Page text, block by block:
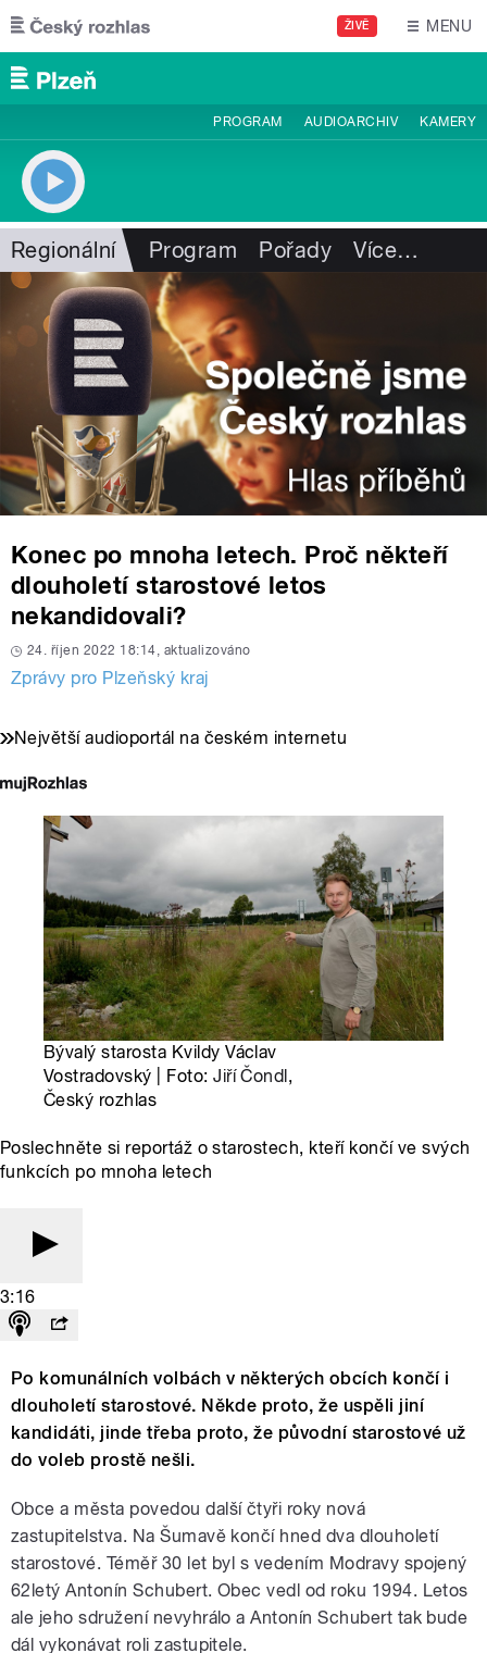
Přejít k hlavnímu obsahu
ŽIVĚ MENU
PROGRAM AUDIOARCHIV KAMERY
Regionální Program Pořady Více…
Konec po mnoha letech. Proč někteří
dlouholetí starostové letos
nekandidovali?
24. říjen 2022 18:14, aktualizováno
Zprávy pro Plzeňský kraj
Největší audioportál na českém internetu
Bývalý starosta Kvildy Václav
Vostradovský | Foto:Jiří Čondl,
Český rozhlas
Poslechněte si reportáž o starostech, kteří končí ve svých
funkcích po mnoha letech
3:16
Po komunálních volbách v některých obcích končí i
dlouholetí starostové. Někde proto, že uspěli jiní
kandidáti, jinde třeba proto, že původní starostové už
do voleb prostě nešli.
Obce a města povedou další čtyři roky nová
zastupitelstva. Na Šumavě končí hned dva dlouholetí
starostové. Téměř 30 let byl s vedením Modravy spojený
62letý Antonín Schubert. Obec vedl od roku 1994. Letos
ale jeho sdružení nevyhrálo a Antonín Schubert tak bude
dál vykonávat roli zastupitele.